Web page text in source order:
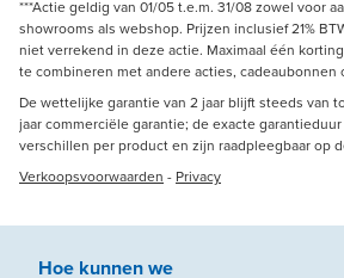
***Actie geldig van 01/05 t.e.m. 31/08 zowel voor
showrooms als webshop. Prijzen inclusief 21%
niet verrekend in deze actie. Maximaal één
te combineren met andere acties, cadeaubonnen
De wettelijke garantie van 2 jaar blijft steeds van
jaar commerciële garantie; de exacte
verschillen per product en zijn raadpleegbaar op
Verkoopsvoorwaarden - Privacy
Hoe kunnen we